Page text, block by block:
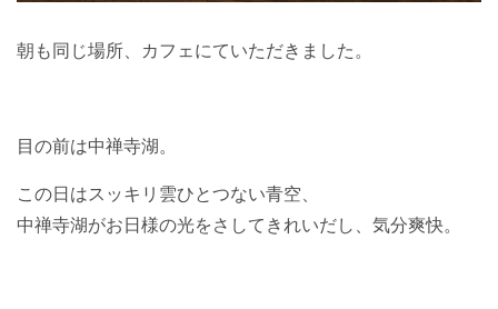
朝も同じ場所、カフェにていただきました。
目の前は中禅寺湖。
この日はスッキリ雲ひとつない青空、
中禅寺湖がお日様の光をさしてきれいだし、気分爽快。